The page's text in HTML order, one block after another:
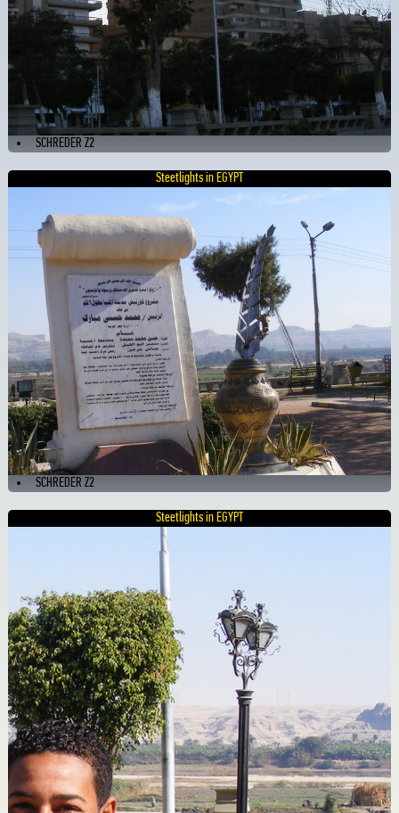
SCHREDER Z2
Steetlights in EGYPT
SCHREDER Z2
Steetlights in EGYPT